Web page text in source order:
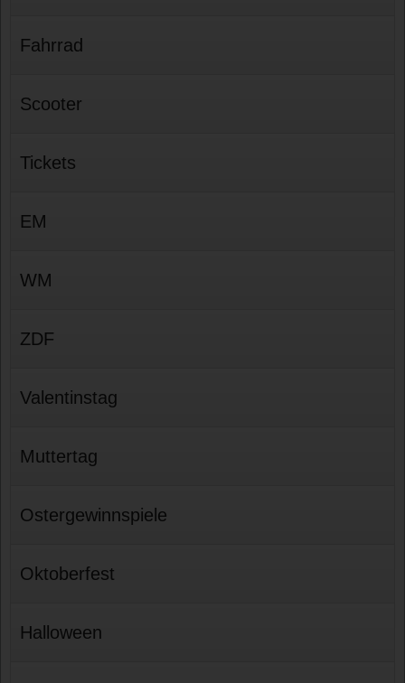
Fahrrad
Scooter
Tickets
EM
WM
ZDF
Valentinstag
Muttertag
Ostergewinnspiele
Oktoberfest
Halloween